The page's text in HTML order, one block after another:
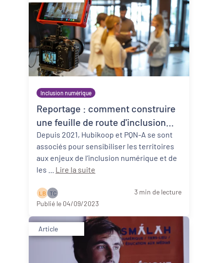
Inclusion numérique
Reportage : comment construire
une feuille de route d'inclusion
numérique ?
Depuis 2021, Hubikoop et PQN-A se sont
associés pour sensibiliser les territoires
aux enjeux de l’inclusion numérique et de
Lire la suite
L B T C
3 min de lecture
Publié le 04/09/2023
Article